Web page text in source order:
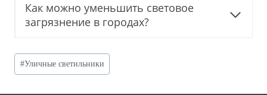
Как можно уменьшить световое
загрязнение в городах?
Post
Tags:
#Уличные светильники